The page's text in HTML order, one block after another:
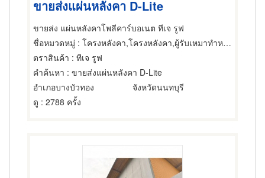
ขายส่งแผ่นหลังคา D-Lite
ขายส่ง แผ่นหลังคาโพลีคาร์บอเนต ทีเจ รูฟ
ชื่อหมวดหมู่ : โครงหลังคา,โครงหลังคา,ผู้รับเหมาทำหลังคา
ตราสินค้า : ทีเจ รูฟ
คำค้นหา : ขายส่งแผ่นหลังคา D-Lite
อำเภอบางบัวทอง
จังหวัดนนทบุรี
ดู : 2788 ครั้ง